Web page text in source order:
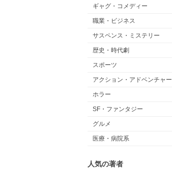
ギャグ・コメディー
職業・ビジネス
サスペンス・ミステリー
歴史・時代劇
スポーツ
アクション・アドベンチャー
ホラー
SF・ファンタジー
グルメ
医療・病院系
人気の著者